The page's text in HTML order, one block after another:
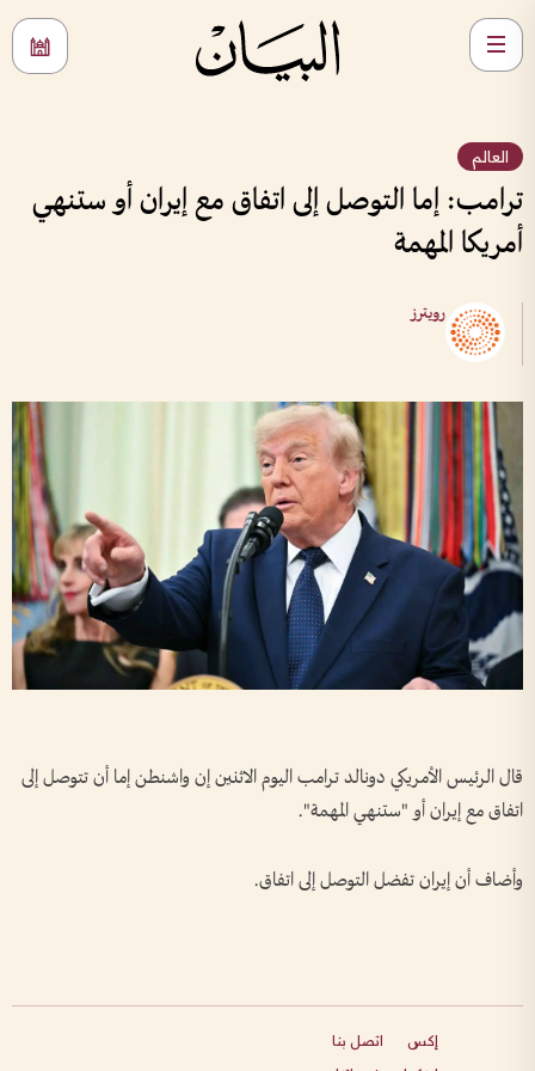
العالم
ترامب: إما التوصل إلى اتفاق مع إيران أو ستنهي
أمريكا المهمة
رويترز
​قال الرئيس الأمريكي ⁠دونالد ترامب اليوم ‌الاثنين ‌إن واشنطن إما ‌أن ‌تتوصل ‌إلى ​
اتفاق ‌مع ​إيران ⁠أو "ستنهي ​المهمة".
وأضاف ⁠أن إيران ⁠تفضل ⁠التوصل إلى اتفاق.
إكس
اتصل بنا